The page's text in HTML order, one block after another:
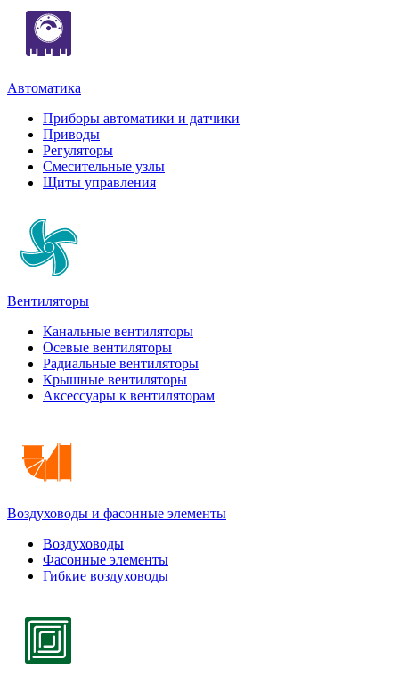
Автоматика
Приборы автоматики и датчики
Приводы
Регуляторы
Смесительные узлы
Щиты управления
Вентиляторы
Канальные вентиляторы
Осевые вентиляторы
Радиальные вентиляторы
Крышные вентиляторы
Аксессуары к вентиляторам
Воздуховоды и фасонные элементы
Воздуховоды
Фасонные элементы
Гибкие воздуховоды